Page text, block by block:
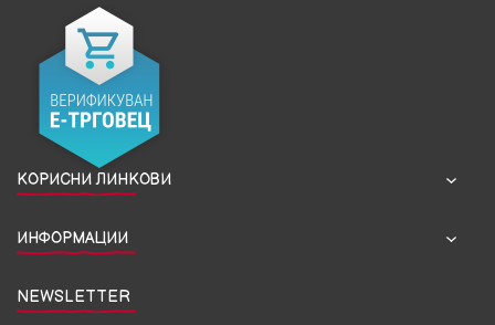
КОРИСНИ ЛИНКОВИ
ИНФОРМАЦИИ
NEWSLETTER